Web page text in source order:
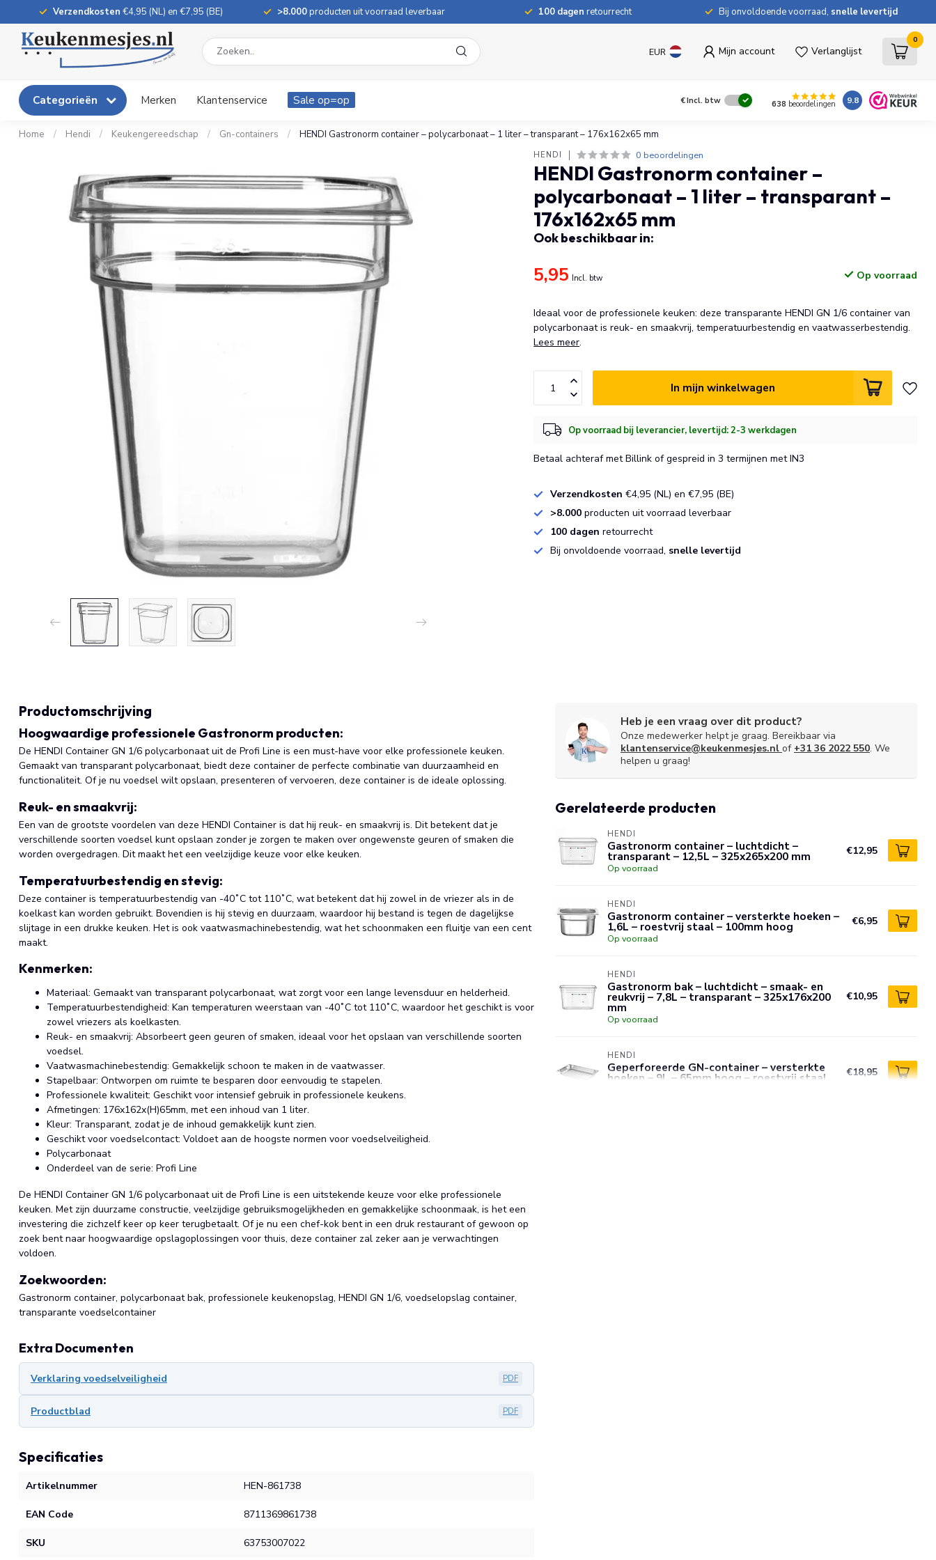
Verzendkosten €4,95 (NL) en €7,95 (BE) >8.000producten uit voorraad leverbaar 100 dagen retourrecht Bij onvoldoende voorraad, snelle levertijd
EUR Mijn account Verlanglijst
0
Categorieën Merken Klantenservice Sale op=op €Incl. btw 638 beoordelingen 9.8
Home / Hendi / Keukengereedschap / Gn-containers / HENDI Gastronorm container – polycarbonaat – 1 liter – transparant – 176x162x65 mm
HENDI 0 beoordelingen
HENDI Gastronorm container –
polycarbonaat – 1 liter – transparant –
176x162x65 mm
Ook beschikbaar in:
5,95 Incl. btw Op voorraad
Ideaal voor de professionele keuken: deze transparante HENDI GN 1/6 container van
polycarbonaat is reuk- en smaakvrij, temperatuurbestendig en vaatwasserbestendig.
Lees meer.
In mijn winkelwagen
Op voorraad bij leverancier, levertijd: 2-3 werkdagen
Betaal achteraf met Billink of gespreid in 3 termijnen met IN3
Verzendkosten €4,95 (NL) en €7,95 (BE)
>8.000 producten uit voorraad leverbaar
100 dagenretourrecht
Bij onvoldoende voorraad, snelle levertijd
Productomschrijving
Hoogwaardige professionele Gastronorm producten:
De HENDI Container GN 1/6 polycarbonaat uit de Profi Line is een must-have voor elke professionele keuken.
Gemaakt van transparant polycarbonaat, biedt deze container de perfecte combinatie van duurzaamheid en
functionaliteit. Of je nu voedsel wilt opslaan, presenteren of vervoeren, deze container is de ideale oplossing.
Reuk- en smaakvrij:
Een van de grootste voordelen van deze HENDI Container is dat hij reuk- en smaakvrij is. Dit betekent dat je
verschillende soorten voedsel kunt opslaan zonder je zorgen te maken over ongewenste geuren of smaken die
worden overgedragen. Dit maakt het een veelzijdige keuze voor elke keuken.
Temperatuurbestendig en stevig:
Deze container is temperatuurbestendig van -40˚C tot 110˚C, wat betekent dat hij zowel in de vriezer als in de
koelkast kan worden gebruikt. Bovendien is hij stevig en duurzaam, waardoor hij bestand is tegen de dagelijkse
slijtage in een drukke keuken. Het is ook vaatwasmachinebestendig, wat het schoonmaken een fluitje van een cent
maakt.
Kenmerken:
Materiaal: Gemaakt van transparant polycarbonaat, wat zorgt voor een lange levensduur en helderheid.
Temperatuurbestendigheid: Kan temperaturen weerstaan van -40˚C tot 110˚C, waardoor het geschikt is voor
zowel vriezers als koelkasten.
Reuk- en smaakvrij: Absorbeert geen geuren of smaken, ideaal voor het opslaan van verschillende soorten
voedsel.
Vaatwasmachinebestendig: Gemakkelijk schoon te maken in de vaatwasser.
Stapelbaar: Ontworpen om ruimte te besparen door eenvoudig te stapelen.
Professionele kwaliteit: Geschikt voor intensief gebruik in professionele keukens.
Afmetingen: 176x162x(H)65mm, met een inhoud van 1 liter.
Kleur: Transparant, zodat je de inhoud gemakkelijk kunt zien.
Geschikt voor voedselcontact: Voldoet aan de hoogste normen voor voedselveiligheid.
Polycarbonaat
Onderdeel van de serie: Profi Line
De HENDI Container GN 1/6 polycarbonaat uit de Profi Line is een uitstekende keuze voor elke professionele
keuken. Met zijn duurzame constructie, veelzijdige gebruiksmogelijkheden en gemakkelijke schoonmaak, is het een
investering die zichzelf keer op keer terugbetaalt. Of je nu een chef-kok bent in een druk restaurant of gewoon op
zoek bent naar hoogwaardige opslagoplossingen voor thuis, deze container zal zeker aan je verwachtingen
voldoen.
Zoekwoorden:
Gastronorm container, polycarbonaat bak, professionele keukenopslag, HENDI GN 1/6, voedselopslag container,
transparante voedselcontainer
Extra Documenten
Verklaring voedselveiligheid PDF
Productblad PDF
Specificaties
Artikelnummer HEN-861738
EAN Code 8711369861738
SKU 63753007022
Heb je een vraag over dit product?
Onze medewerker helpt je graag. Bereikbaar via
klantenservice@keukenmesjes.nl of +31 36 2022 550. We
helpen u graag!
Gerelateerde producten
HENDI
Gastronorm container – luchtdicht –
transparant – 12,5L – 325x265x200 mm
Op voorraad
€12,95
HENDI
Gastronorm container – versterkte hoeken –
1,6L – roestvrij staal – 100mm hoog
Op voorraad
€6,95
HENDI
Gastronorm bak – luchtdicht – smaak- en
reukvrij – 7,8L – transparant – 325x176x200
mm
Op voorraad
€10,95
HENDI
Geperforeerde GN-container – versterkte
hoeken – 9L – 65mm hoog – roestvrij staal €18,95